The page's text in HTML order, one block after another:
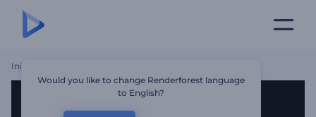
Inicio
Would you like to change Renderforest language
to English?